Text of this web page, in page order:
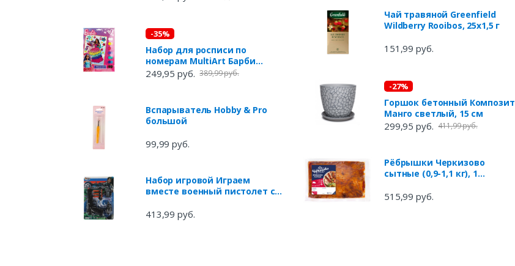
-35%
Набор для росписи по
номерам MultiArt Барби
холст 17х23 см
249,95 руб. 389,99 руб.
Вспарыватель Hobby & Pro
большой
99,99 руб.
Набор игровой Играем
вместе военный пистолет с
413,99 руб.
Чай травяной Greenfield
Wildberry Rooibos, 25x1,5 г
151,99 руб.
-27%
Горшок бетонный Композит
Манго светлый, 15 см
299,95 руб. 411,99 руб.
Рёбрышки Черкизово
сытные (0,9-1,1 кг), 1
515,99 руб.